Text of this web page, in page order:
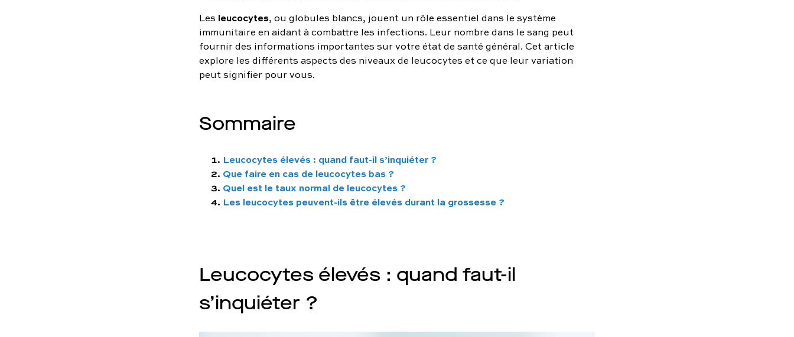
Les leucocytes, ou globules blancs, jouent un rôle essentiel dans le système
immunitaire en aidant à combattre les infections. Leur nombre dans le sang peut
fournir des informations importantes sur votre état de santé général. Cet article
explore les différents aspects des niveaux de leucocytes et ce que leur variation
peut signifier pour vous.
Sommaire
Leucocytes élevés : quand faut-il s’inquiéter ?
Que faire en cas de leucocytes bas ?
Quel est le taux normal de leucocytes ?
Les leucocytes peuvent-ils être élevés durant la grossesse ?
Leucocytes élevés : quand faut-il
s’inquiéter ?